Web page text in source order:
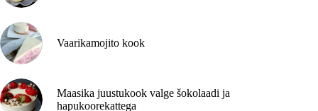
Vaarikamojito kook
Maasika juustukook valge šokolaadi ja
hapukoorekattega